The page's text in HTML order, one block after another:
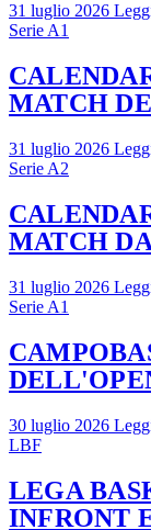
31 luglio 2026
Serie A1
MATCH
31 luglio 2026
Serie A2
MATCH
31 luglio 2026
Serie A1
30 luglio 2026
LBF
LEGA
INFRONT